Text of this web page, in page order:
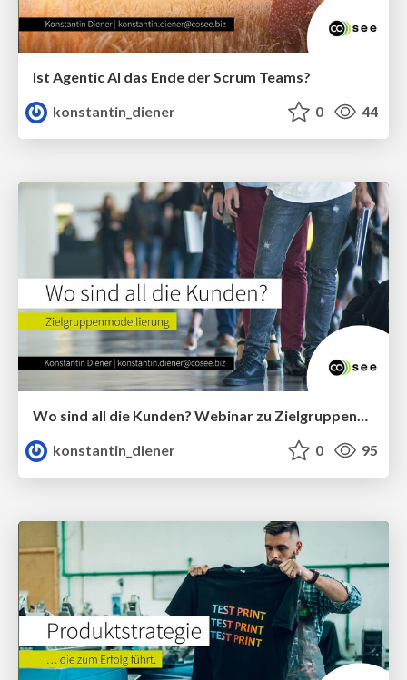
Ist Agentic AI das Ende der Scrum Teams?
konstantin_diener
0 44
Wo sind all die Kunden? Webinar zu Zielgruppenmodellierung
konstantin_diener
0 95